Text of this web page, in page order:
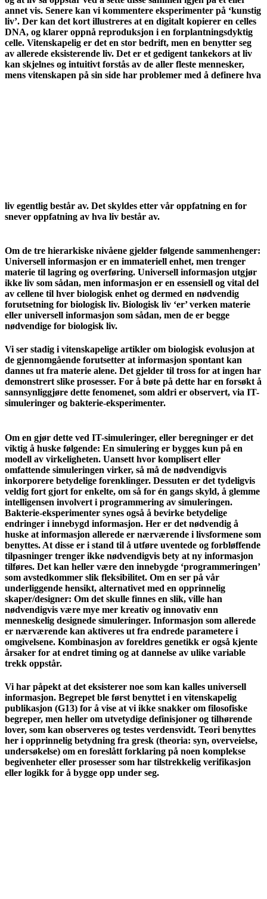
annet vis. Senere kan vi kommentere eksperimenter på ‘kunstig
liv’. Der kan det kort illustreres at en digitalt kopierer en celles
DNA, og klarer oppnå reproduksjon i en forplantningsdyktig
celle. Vitenskapelig er det en stor bedrift, men en benytter seg
av allerede eksisterende liv. Det er et gedigent tankekors at liv
kan skjelnes og intuitivt forstås av de aller fleste mennesker,
mens vitenskapen på sin side har problemer med å definere hva
liv egentlig består av. Det skyldes etter vår oppfatning en for
snever oppfatning av hva liv består av.
Om de tre hierarkiske nivåene gjelder følgende sammenhenger:
Universell informasjon er en immateriell enhet, men trenger
materie til lagring og overføring. Universell informasjon utgjør
ikke liv som sådan, men informasjon er en essensiell og vital del
av cellene til hver biologisk enhet og dermed en nødvendig
forutsetning for biologisk liv. Biologisk liv ‘er’ verken materie
eller universell informasjon som sådan, men de er begge
nødvendige for biologisk liv.
Vi ser stadig i vitenskapelige artikler om biologisk evolusjon at
de gjennomgående forutsetter at informasjon spontant kan
dannes ut fra materie alene. Det gjelder til tross for at ingen har
demonstrert slike prosesser. For å bøte på dette har en forsøkt å
sannsynliggjøre dette fenomenet, som aldri er observert, via IT-
simuleringer og bakterie-eksperimenter.
Om en gjør dette ved IT-simuleringer, eller beregninger er det
viktig å huske følgende: En simulering er bygges kun på en
modell av virkeligheten. Uansett hvor komplisert eller
omfattende simuleringen virker, så må de nødvendigvis
inkorporere betydelige forenklinger. Dessuten er det tydeligvis
veldig fort gjort for enkelte, om så for én gangs skyld, å glemme
intelligensen involvert i programmering av simuleringen.
Bakterie-eksperimenter synes også å bevirke betydelige
endringer i innebygd informasjon. Her er det nødvendig å
huske at informasjon allerede er nærværende i livsformene som
benyttes. At disse er i stand til å utføre uventede og forbløffende
tilpasninger trenger ikke nødvendigvis bety at ny informasjon
tilføres. Det kan heller være den innebygde ‘programmeringen’
som avstedkommer slik fleksibilitet. Om en ser på vår
underliggende hensikt, alternativet med en opprinnelig
skaper/designer: Om det skulle finnes en slik, ville han
nødvendigvis være mye mer kreativ og innovativ enn
menneskelig designede simuleringer. Informasjon som allerede
er nærværende kan aktiveres ut fra endrede parametere i
omgivelsene. Kombinasjon av foreldres genetikk er også kjente
årsaker for at endret timing og at dannelse av ulike variable
trekk oppstår.
Vi har påpekt at det eksisterer noe som kan kalles universell
informasjon. Begrepet ble først benyttet i en vitenskapelig
publikasjon (G13) for å vise at vi ikke snakker om filosofiske
begreper, men heller om utvetydige definisjoner og tilhørende
lover, som kan observeres og testes verdensvidt. Teori benyttes
her i opprinnelig betydning fra gresk (theoria: syn, overveielse,
undersøkelse) om en foreslått forklaring på noen komplekse
begivenheter eller prosesser som har tilstrekkelig verifikasjon
eller logikk for å bygge opp under seg.